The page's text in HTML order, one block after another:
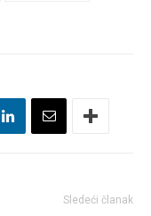
Sledeći članak